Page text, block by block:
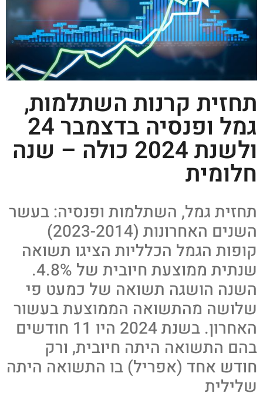
תחזית קרנות השתלמות,
גמל ופנסיה בדצמבר 24
ולשנת 2024 כולה – שנה
חלומית
תחזית גמל, השתלמות ופנסיה: בעשר
השנים האחרונות (2023-2014)
קופות הגמל הכלליות הציגו תשואה
שנתית ממוצעת חיובית של 4.8%.
השנה הושגה תשואה של כמעט פי
שלושה מהתשואה הממוצעת בעשור
האחרון. בשנת 2024 היו 11 חודשים
בהם התשואה היתה חיובית, ורק
חודש אחד (אפריל) בו התשואה היתה
שלילית